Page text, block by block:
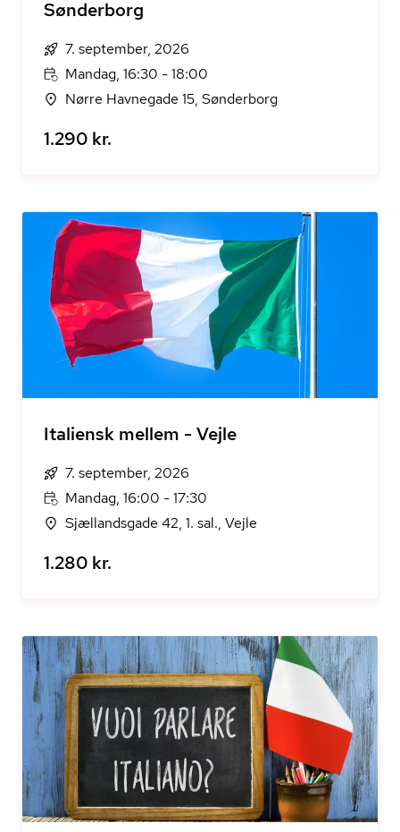
Sønderborg
7. september, 2026
Mandag, 16:30 - 18:00
Nørre Havnegade 15, Sønderborg
1.290 kr.
Italiensk mellem - Vejle
7. september, 2026
Mandag, 16:00 - 17:30
Sjællandsgade 42, 1. sal., Vejle
1.280 kr.